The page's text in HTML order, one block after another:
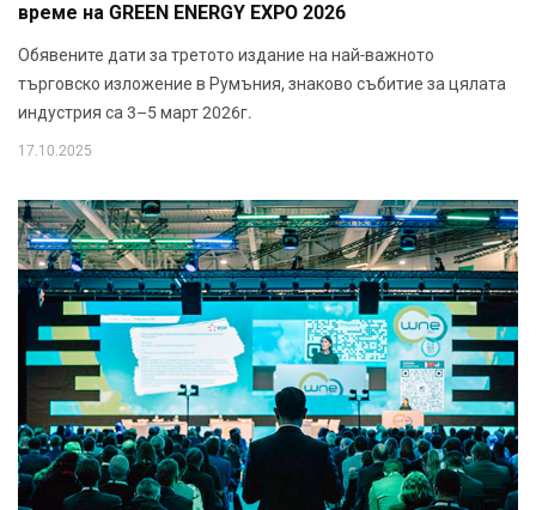
време на GREEN ENERGY EXPO 2026
Обявените дати за третото издание на най-важното
търговско изложение в Румъния, знаково събитие за цялата
индустрия са 3–5 март 2026г.
17.10.2025